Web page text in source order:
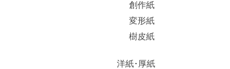
創作紙
変形紙
樹皮紙
洋紙･厚紙